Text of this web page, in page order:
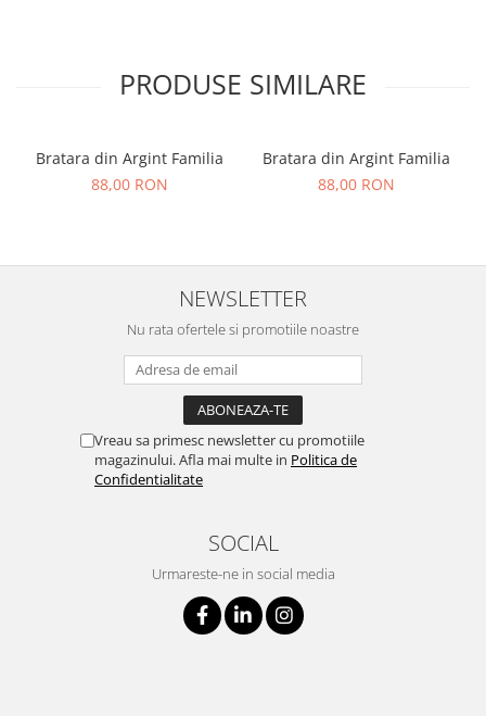
PRODUSE SIMILARE
Bratara din Argint Familia
88,00 RON
Bratara din Argint Familia
88,00 RON
NEWSLETTER
Nu rata ofertele si promotiile noastre
Vreau sa primesc newsletter cu promotiile
magazinului. Afla mai multe in Politica de
Confidentialitate
SOCIAL
Urmareste-ne in social media